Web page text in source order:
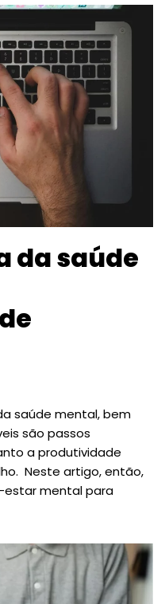
da saúde
saúde mental, bem
são passos
a produtividade
Neste artigo, então,
estar mental para